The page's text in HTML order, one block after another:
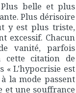
Plus belle et plus
Plus dérisoire
y est plus triste,
excessif. Chacun
vanité, parfois
cette citation de
« L’hypocrisie est
la mode passent
et une souffrance